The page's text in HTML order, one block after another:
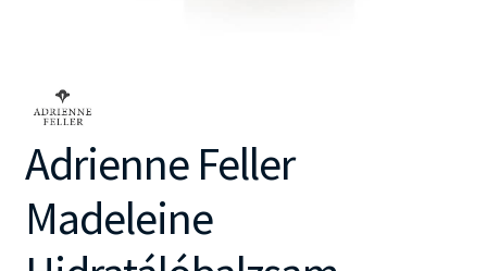
Adrienne Feller
Madeleine